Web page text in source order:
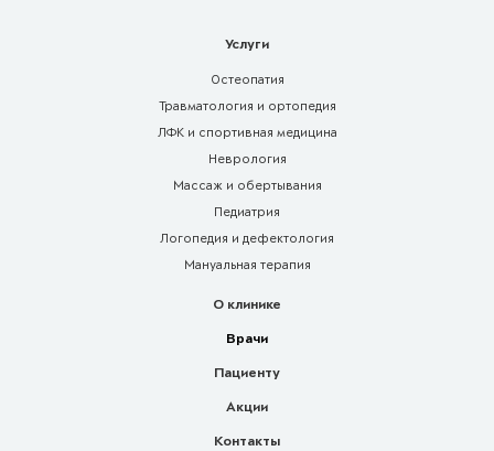
Услуги
Остеопатия
Травматология и ортопедия
ЛФК и спортивная медицина
Неврология
Массаж и обертывания
Педиатрия
Логопедия и дефектология
Мануальная терапия
О клинике
Врачи
Пациенту
Акции
Контакты